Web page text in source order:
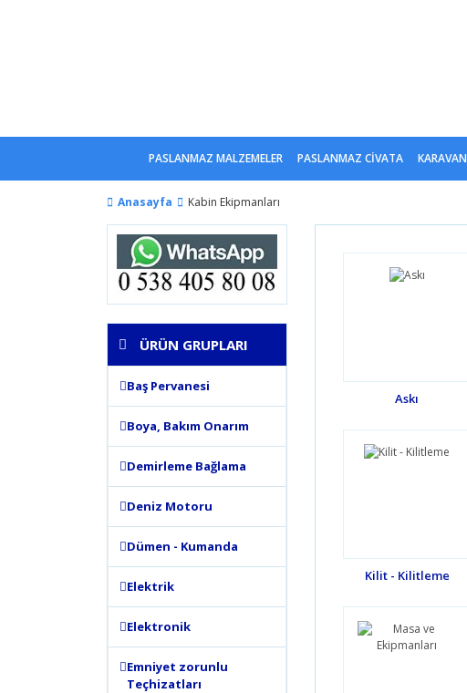
PASLANMAZ MALZEMELER PASLANMAZ CİVATA KARAVAN
Anasayfa Kabin Ekipmanları
ÜRÜN GRUPLARI
Baş Pervanesi
Boya, Bakım Onarım
Demirleme Bağlama
Deniz Motoru
Dümen - Kumanda
Elektrik
Elektronik
Emniyet zorunlu
Teçhizatları
Askı
Kilit - Kilitleme